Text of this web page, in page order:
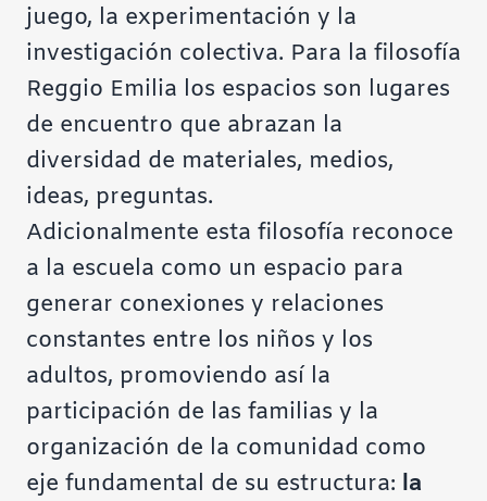
juego, la experimentación y la
investigación colectiva. Para la filosofía
Reggio Emilia los espacios son lugares
de encuentro que abrazan la
diversidad de materiales, medios,
ideas, preguntas.
Adicionalmente esta filosofía reconoce
a la escuela como un espacio para
generar conexiones y relaciones
constantes entre los niños y los
adultos, promoviendo así la
participación de las familias y la
organización de la comunidad como
eje fundamental de su estructura: la